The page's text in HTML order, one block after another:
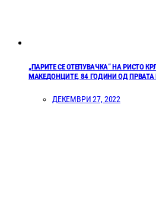
„ПАРИТЕ СЕ ОТЕПУВАЧКА“ НА РИСТО
МАКЕДОНЦИТЕ, 84 ГОДИНИ ОД ПРВАТА
ДЕКЕМВРИ 27, 2022